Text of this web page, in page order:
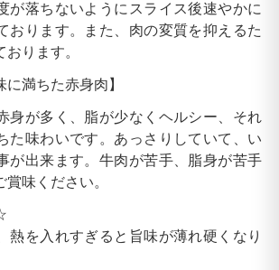
が落ちないようにスライス後速やかに
おります。また、肉の変質を抑えるた
ります。
に満ちた赤身肉】
身が多く、脂が少なくヘルシー、それ
た味わいです。あっさりしていて、い
が出来ます。牛肉が苦手、脂身が苦手
味ください。
熱を入れすぎると旨味が薄れ硬くなり